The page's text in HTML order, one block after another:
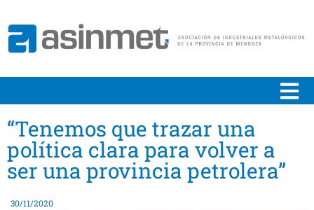
“Tenemos que trazar una
política clara para volver a
ser una provincia petrolera”
30/11/2020